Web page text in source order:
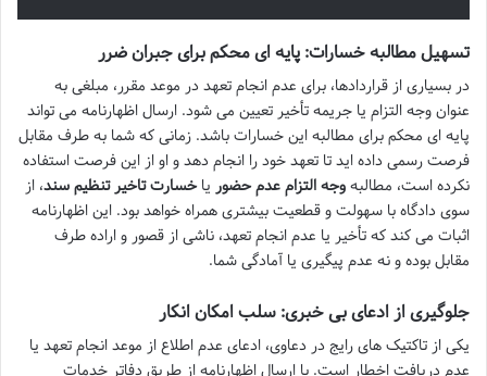
تسهیل مطالبه خسارات: پایه ای محکم برای جبران ضرر
در بسیاری از قراردادها، برای عدم انجام تعهد در موعد مقرر، مبلغی به
عنوان وجه التزام یا جریمه تأخیر تعیین می شود. ارسال اظهارنامه می تواند
پایه ای محکم برای مطالبه این خسارات باشد. زمانی که شما به طرف مقابل
فرصت رسمی داده اید تا تعهد خود را انجام دهد و او از این فرصت استفاده
نکرده است، مطالبهوجه التزام عدم حضور یاخسارت تاخیر تنظیم سند، از
سوی دادگاه با سهولت و قطعیت بیشتری همراه خواهد بود. این اظهارنامه
اثبات می کند که تأخیر یا عدم انجام تعهد، ناشی از قصور و اراده طرف
مقابل بوده و نه عدم پیگیری یا آمادگی شما.
جلوگیری از ادعای بی خبری: سلب امکان انکار
یکی از تاکتیک های رایج در دعاوی، ادعای عدم اطلاع از موعد انجام تعهد یا
عدم دریافت اخطار است. با ارسال اظهارنامه از طریق دفاتر خدمات